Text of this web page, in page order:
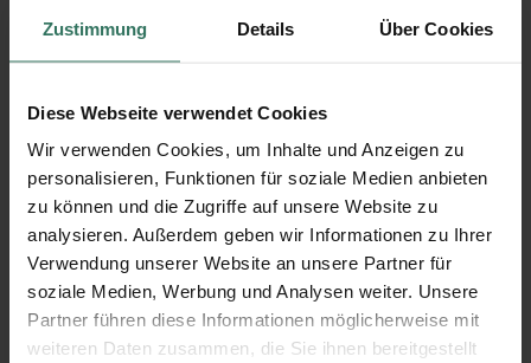
Zustimmung Details Über Cookies
Diese Webseite verwendet Cookies
Wir verwenden Cookies, um Inhalte und Anzeigen zu
personalisieren, Funktionen für soziale Medien anbieten
zu können und die Zugriffe auf unsere Website zu
analysieren. Außerdem geben wir Informationen zu Ihrer
Verwendung unserer Website an unsere Partner für
soziale Medien, Werbung und Analysen weiter. Unsere
Partner führen diese Informationen möglicherweise mit
weiteren Daten zusammen, die Sie ihnen bereitgestellt
Käthe Friedrich Bestattungen
Kollengasse 1
53518 Adenau
Landskroner Bestattungshaus Gölden
GmbH